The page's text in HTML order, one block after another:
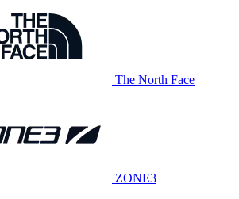
The North Face
ZONE3